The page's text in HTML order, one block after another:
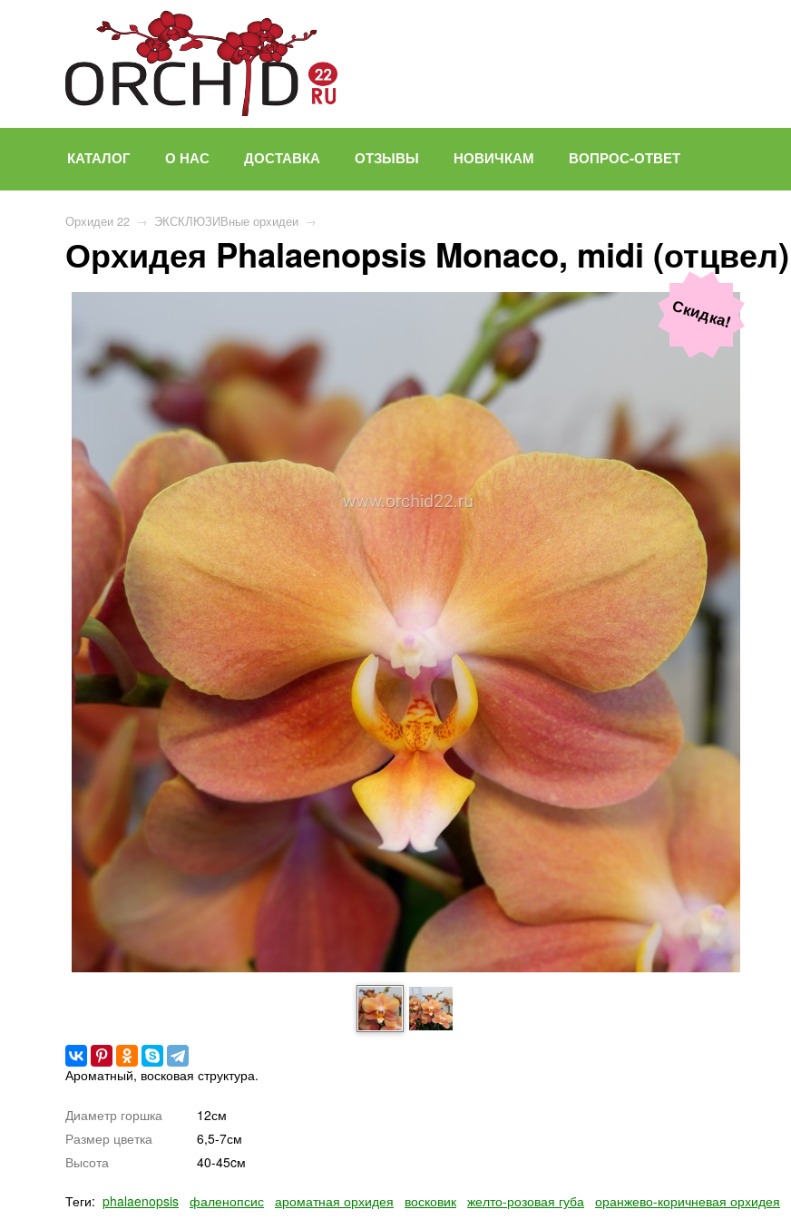
КАТАЛОГ О НАС ДОСТАВКА ОТЗЫВЫ НОВИЧКАМ ВОПРОС-ОТВЕТ
Орхидеи 22 → ЭКСКЛЮЗИВные орхидеи →
Орхидея Phalaenopsis Monaco, midi (отцвел)
Скидка!
Ароматный, восковая структура.
Диаметр горшка
12см
Размер цветка
6,5-7см
Высота
40-45cм
Теги: phalaenopsis фаленопсис ароматная орхидея восковик желто-розовая губа оранжево-коричневая орхидея